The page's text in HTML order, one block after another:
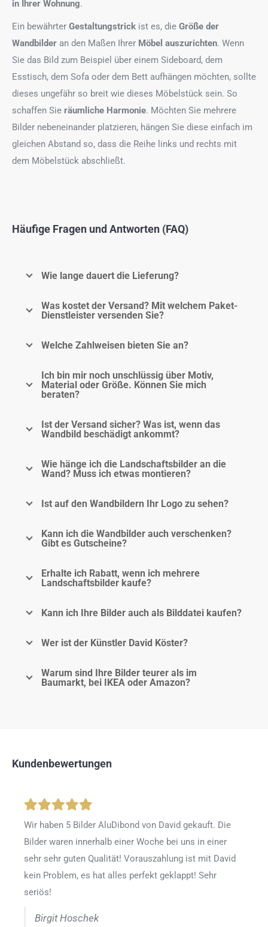
in Ihrer Wohnung.
Ein bewährter Gestaltungstrick ist es, die Größe der
Wandbilder an den Maßen Ihrer Möbel auszurichten. Wenn
Sie das Bild zum Beispiel über einem Sideboard, dem
Esstisch, dem Sofa oder dem Bett aufhängen möchten, sollte
dieses ungefähr so breit wie dieses Möbelstück sein. So
schaffen Sie räumliche Harmonie. Möchten Sie mehrere
Bilder nebeneinander platzieren, hängen Sie diese einfach im
gleichen Abstand so, dass die Reihe links und rechts mit
dem Möbelstück abschließt.
Häufige Fragen und Antworten (FAQ)
Wie lange dauert die Lieferung?
Was kostet der Versand? Mit welchem Paket-
Dienstleister versenden Sie?
Welche Zahlweisen bieten Sie an?
Ich bin mir noch unschlüssig über Motiv,
Material oder Größe. Können Sie mich
beraten?
Ist der Versand sicher? Was ist, wenn das
Wandbild beschädigt ankommt?
Wie hänge ich die Landschaftsbilder an die
Wand? Muss ich etwas montieren?
Ist auf den Wandbildern Ihr Logo zu sehen?
Kann ich die Wandbilder auch verschenken?
Gibt es Gutscheine?
Erhalte ich Rabatt, wenn ich mehrere
Landschaftsbilder kaufe?
Kann ich Ihre Bilder auch als Bilddatei kaufen?
Wer ist der Künstler David Köster?
Warum sind Ihre Bilder teurer als im
Baumarkt, bei IKEA oder Amazon?
Kundenbewertungen
Wir haben 5 Bilder AluDibond von David gekauft. Die
Bilder waren innerhalb einer Woche bei uns in einer
sehr sehr guten Qualität! Vorauszahlung ist mit David
kein Problem, es hat alles perfekt geklappt! Sehr
seriös!
Birgit Hoschek